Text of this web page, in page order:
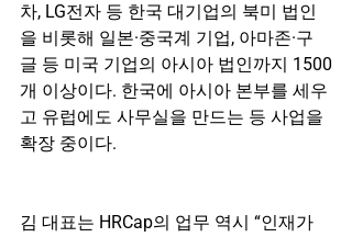
차, LG전자 등 한국 대기업의 북미 법인
을 비롯해 일본·중국계 기업, 아마존·구
글 등 미국 기업의 아시아 법인까지 1500
개 이상이다. 한국에 아시아 본부를 세우
고 유럽에도 사무실을 만드는 등 사업을
확장 중이다.
김 대표는 HRCap의 업무 역시 “인재가